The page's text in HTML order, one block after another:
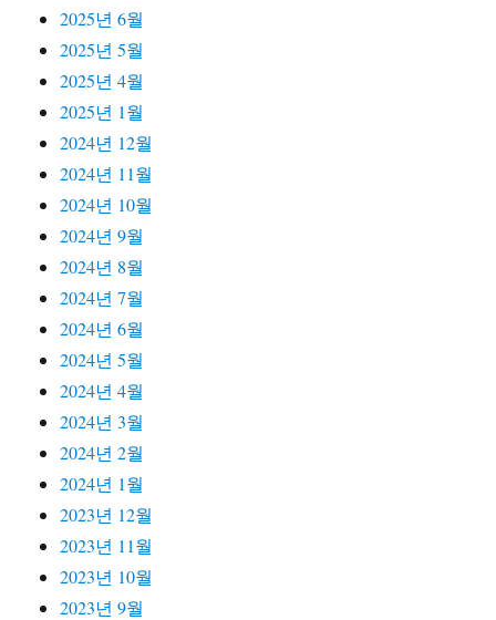
2025년 6월
2025년 5월
2025년 4월
2025년 1월
2024년 12월
2024년 11월
2024년 10월
2024년 9월
2024년 8월
2024년 7월
2024년 6월
2024년 5월
2024년 4월
2024년 3월
2024년 2월
2024년 1월
2023년 12월
2023년 11월
2023년 10월
2023년 9월